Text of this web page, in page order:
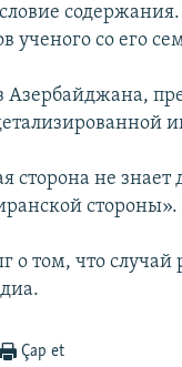
ученого со его
Азербайджана,
сторона не знает
стороны».
том, что случай
Çap et